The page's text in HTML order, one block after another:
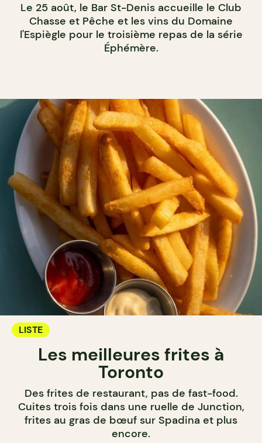
Le 25 août, le Bar St-Denis accueille le Club
Chasse et Pêche et les vins du Domaine
l'Espiègle pour le troisième repas de la série
Éphémère.
LISTE
Les meilleures frites à
Toronto
Des frites de restaurant, pas de fast-food.
Cuites trois fois dans une ruelle de Junction,
frites au gras de bœuf sur Spadina et plus
encore.